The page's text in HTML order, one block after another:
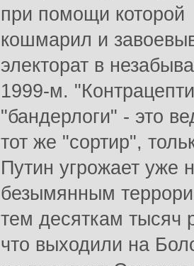
при помощи которой
кошмарил и
электорат в
1999-м.
"бандерлоги" - это
тот же "сортир",
Путин угрожает уже
безымянным
тем десяткам тысяч
что выходили на